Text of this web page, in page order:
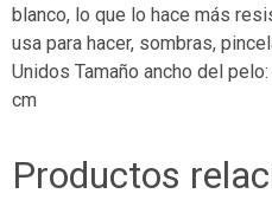
blanco, lo que lo hace más
usa para hacer, sombras,
Unidos Tamaño ancho del
cm
Productos